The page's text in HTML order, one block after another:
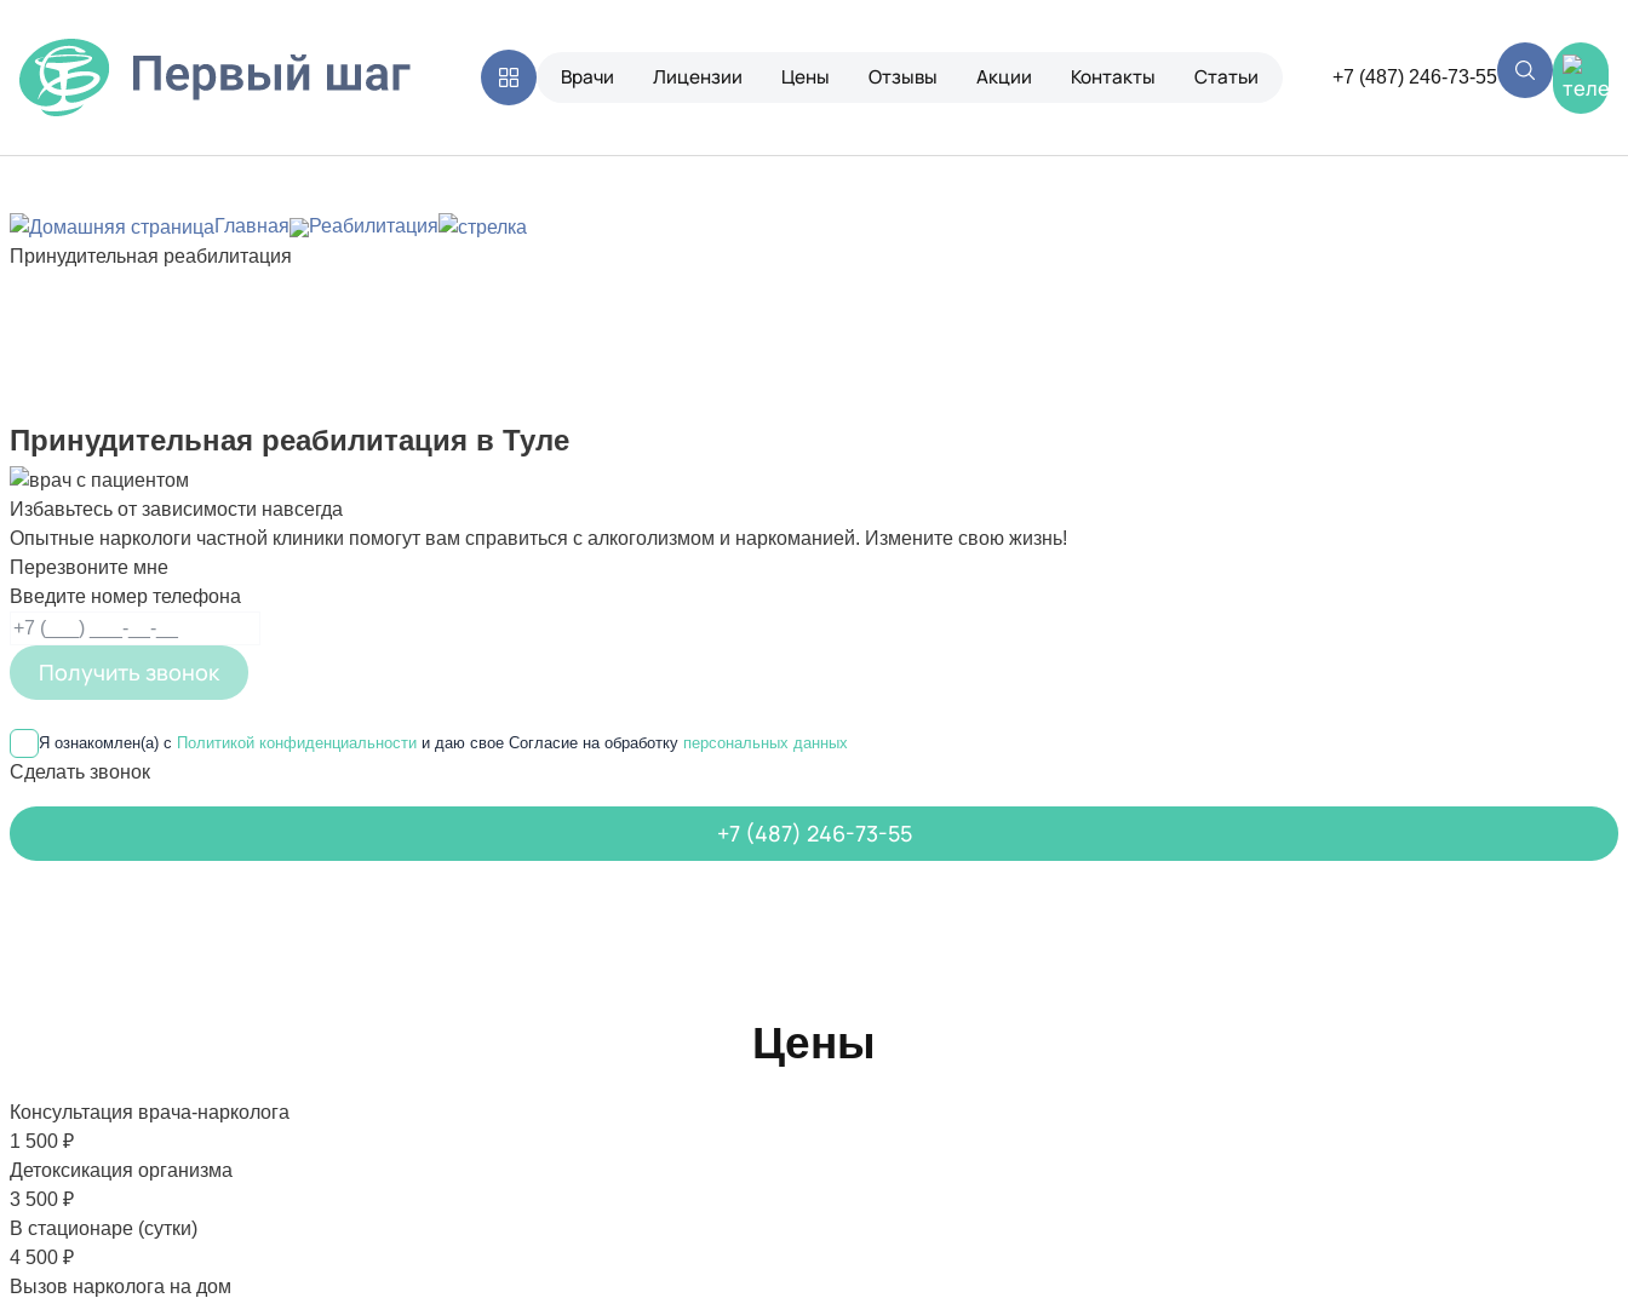
Врачи Лицензии Цены Отзывы Акции Контакты Статьи +7 (487) 246-73-55
Главная
Реабилитация
Принудительная реабилитация
Принудительная реабилитация в Туле
Избавьтесь от зависимости навсегда
Опытные наркологи частной клиники помогут вам справиться с алкоголизмом и наркоманией. Измените свою жизнь!
Перезвоните мне
Введите номер телефона
Получить звонок
Я ознакомлен(а) с Политикой конфиденциальности и даю свое Согласие на обработку персональных данных
Сделать звонок
+7 (487) 246-73-55
Цены
Консультация врача-нарколога
1 500 ₽
Детоксикация организма
3 500 ₽
В стационаре (сутки)
4 500 ₽
Вызов нарколога на дом